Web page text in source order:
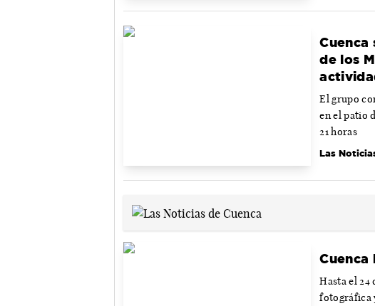
Cuenca
de los
El grupo
en el patio
21 horas
Las
Cuenca
Hasta el 24
fotográfica